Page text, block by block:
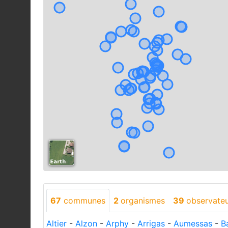
67 communes 2 organismes 39
Altier - Alzon - Arphy - Arrigas - Aumessas -